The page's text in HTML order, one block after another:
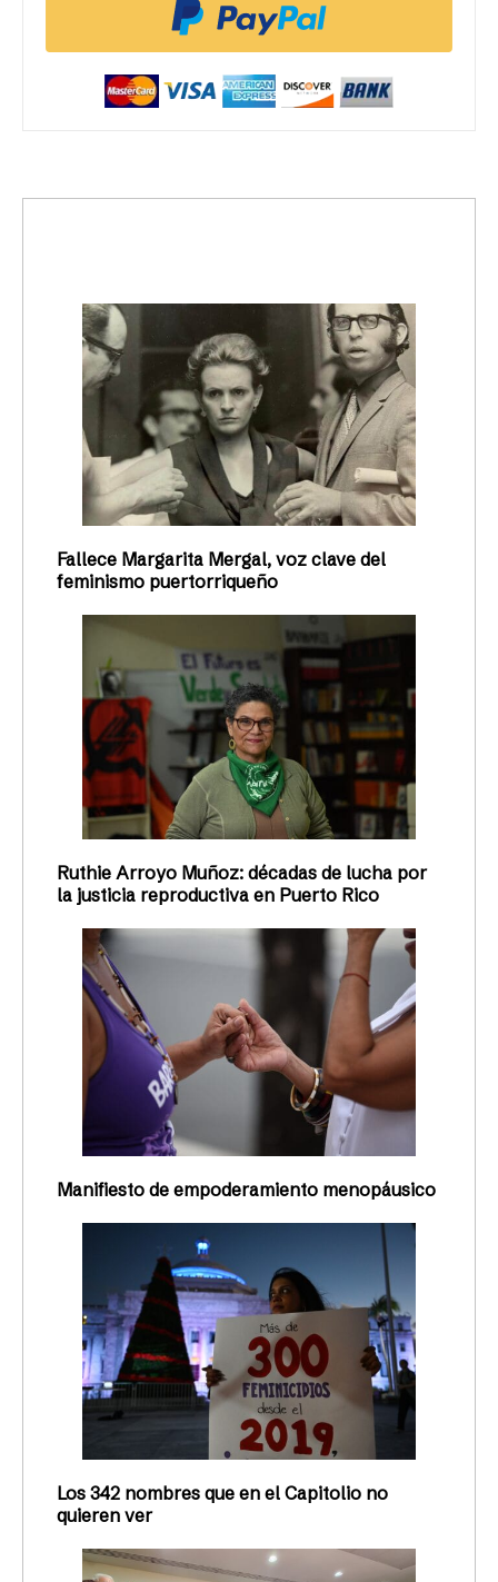
Fallece Margarita Mergal, voz clave del
feminismo puertorriqueño
Ruthie Arroyo Muñoz: décadas de lucha por
la justicia reproductiva en Puerto Rico
Manifiesto de empoderamiento menopáusico
Los 342 nombres que en el Capitolio no
quieren ver